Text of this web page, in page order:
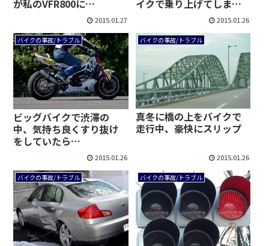
が私のVFR800に…
2015.01.27
イクで乗り上げてしまっ
2015.01.26
バイクの事故/トラブル
ビッグバイクで渋滞の
中、気持ち良くすり抜け
をしていたら…
2015.01.26
バイクの事故/トラブル
真冬に橋の上をバイクで
走行中、豪快にスリップ
2015.01.26
バイクの事故/トラブル バイクの事故/トラブル